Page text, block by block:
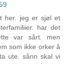
her. jeg er sjøl et
har det
var sårt. men
som ikke orker å
ute. sånn skal vi